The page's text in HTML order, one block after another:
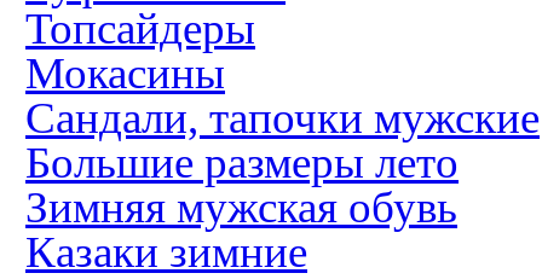
Топсайдеры
Мокасины
Сандали, тапочки мужские
Большие размеры лето
Зимняя мужская обувь
Казаки зимние